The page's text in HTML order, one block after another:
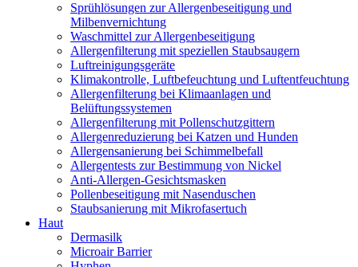
Sprühlösungen zur Allergenbeseitigung und
Milbenvernichtung
Waschmittel zur Allergenbeseitigung
Allergenfilterung mit speziellen Staubsaugern
Luftreinigungsgeräte
Klimakontrolle, Luftbefeuchtung und Luftentfeuchtung
Allergenfilterung bei Klimaanlagen und
Belüftungssystemen
Allergenfilterung mit Pollenschutzgittern
Allergenreduzierung bei Katzen und Hunden
Allergensanierung bei Schimmelbefall
Allergentests zur Bestimmung von Nickel
Anti-Allergen-Gesichtsmasken
Pollenbeseitigung mit Nasenduschen
Staubsanierung mit Mikrofasertuch
Haut
Dermasilk
Microair Barrier